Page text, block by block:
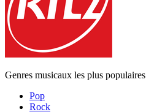
Genres musicaux les plus populaires
Pop
Rock